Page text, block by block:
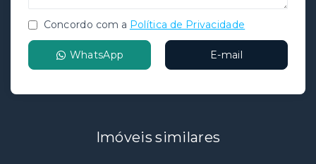
Concordo com a Política de Privacidade
WhatsApp E-mail
Imóveis similares